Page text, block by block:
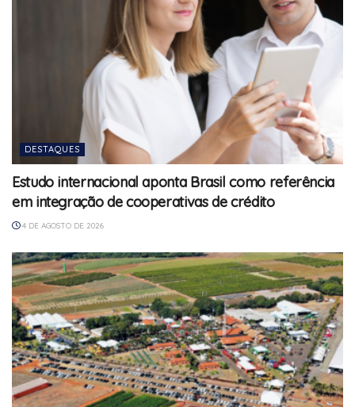
DESTAQUES
Estudo internacional aponta Brasil como referência
em integração de cooperativas de crédito
4 DE AGOSTO DE 2026